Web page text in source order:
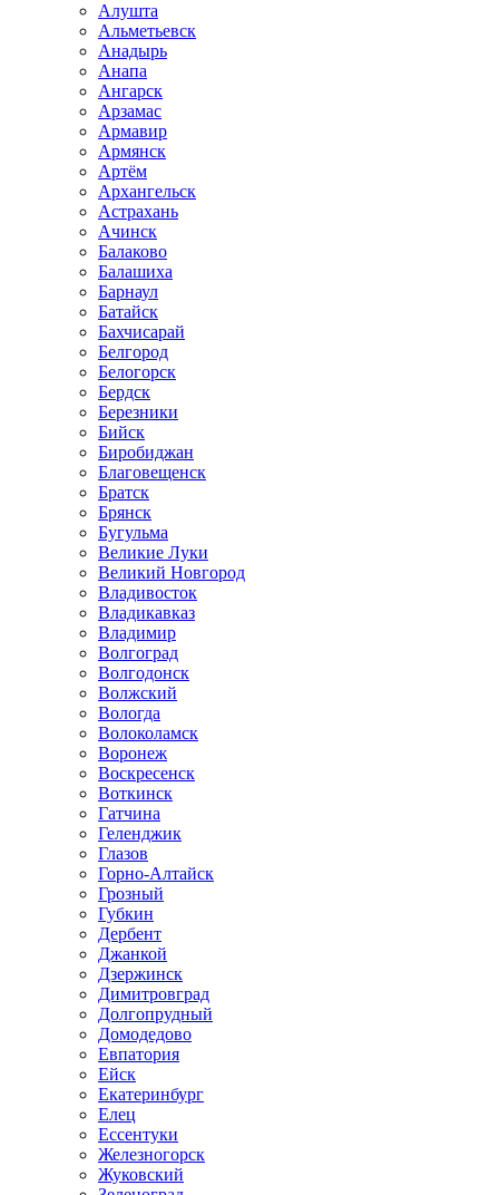
Алушта
Альметьевск
Анадырь
Анапа
Ангарск
Арзамас
Армавир
Армянск
Артём
Архангельск
Астрахань
Ачинск
Балаково
Балашиха
Барнаул
Батайск
Бахчисарай
Белгород
Белогорск
Бердск
Березники
Бийск
Биробиджан
Благовещенск
Братск
Брянск
Бугульма
Великие Луки
Великий Новгород
Владивосток
Владикавказ
Владимир
Волгоград
Волгодонск
Волжский
Вологда
Волоколамск
Воронеж
Воскресенск
Воткинск
Гатчина
Геленджик
Глазов
Горно-Алтайск
Грозный
Губкин
Дербент
Джанкой
Дзержинск
Димитровград
Долгопрудный
Домодедово
Евпатория
Ейск
Екатеринбург
Елец
Ессентуки
Железногорск
Жуковский